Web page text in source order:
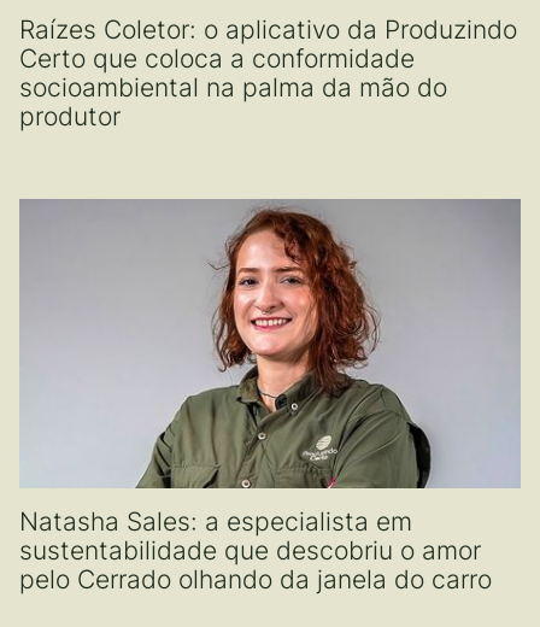
Raízes Coletor: o aplicativo da Produzindo
Certo que coloca a conformidade
socioambiental na palma da mão do
produtor
Natasha Sales: a especialista em
sustentabilidade que descobriu o amor
pelo Cerrado olhando da janela do carro